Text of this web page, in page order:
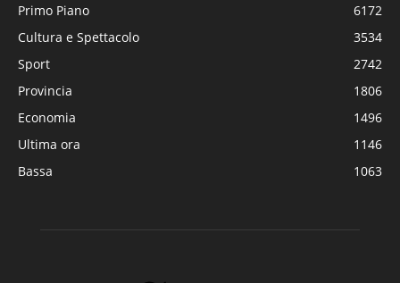
Primo Piano
6172
Cultura e Spettacolo
3534
Sport
2742
Provincia
1806
Economia
1496
Ultima ora
1146
Bassa
1063